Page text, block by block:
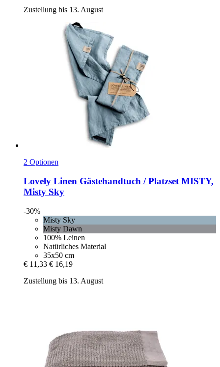
Zustellung bis 13. August
2 Optionen
Lovely Linen Gästehandtuch / Platzset MISTY,
Misty Sky
-30%
Misty Sky
Misty Dawn
100% Leinen
Natürliches Material
35x50 cm
€ 11,33 € 16,19
Zustellung bis 13. August